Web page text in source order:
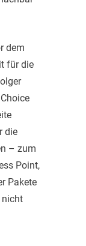
dem
für die
die
– zum
Point,
Pakete
nicht